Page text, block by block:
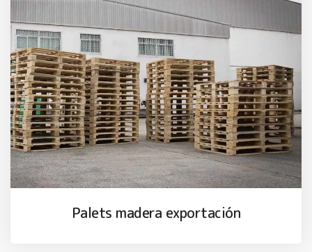
Palets madera exportación